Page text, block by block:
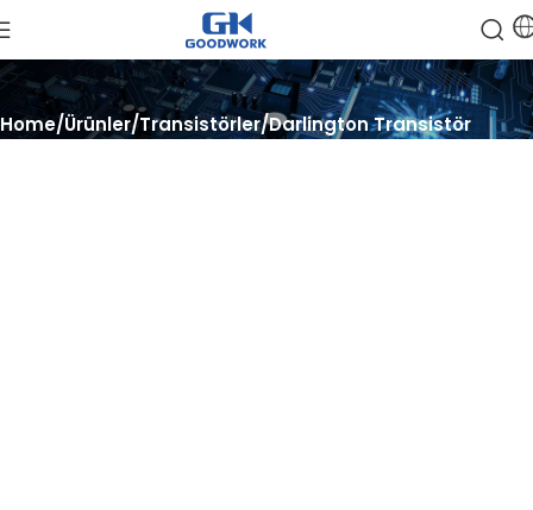
Home Ürünler Transistörler Darlington Transistör